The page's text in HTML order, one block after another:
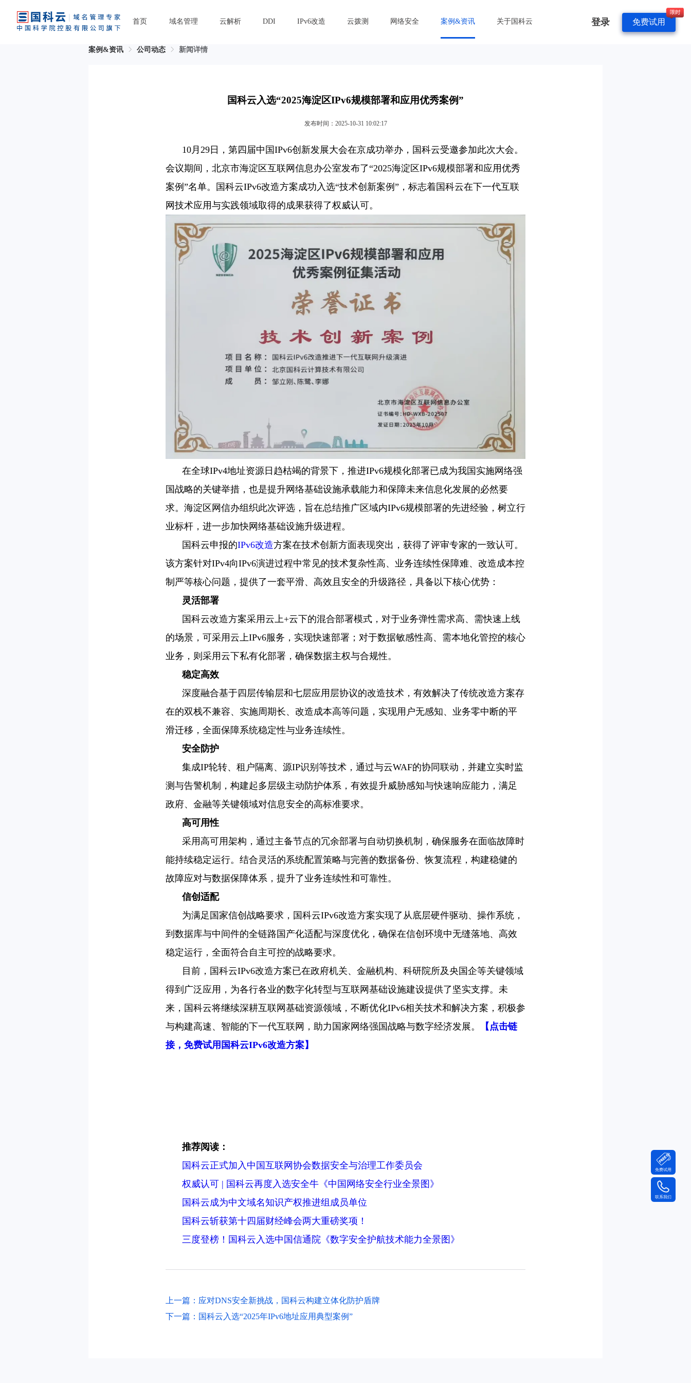
首页 域名管理 云解析 DDI IPv6改造 云拨测 网络安全 案例&资讯 关于国科云 登录 免费试用
案例&资讯 公司动态 新闻详情
国科云入选“2025海淀区IPv6规模部署和应用优秀案例”
发布时间：2025-10-31 10:02:17
10月29日，第四届中国IPv6创新发展大会在京成功举办，国科云受邀参加此次大会。
会议期间，北京市海淀区互联网信息办公室发布了“2025海淀区IPv6规模部署和应用优秀
案例”名单。国科云IPv6改造方案成功入选“技术创新案例”，标志着国科云在下一代互联
网技术应用与实践领域取得的成果获得了权威认可。
在全球IPv4地址资源日趋枯竭的背景下，推进IPv6规模化部署已成为我国实施网络强
国战略的关键举措，也是提升网络基础设施承载能力和保障未来信息化发展的必然要
求。海淀区网信办组织此次评选，旨在总结推广区域内IPv6规模部署的先进经验，树立行
业标杆，进一步加快网络基础设施升级进程。
国科云申报的IPv6改造方案在技术创新方面表现突出，获得了评审专家的一致认可。
该方案针对IPv4向IPv6演进过程中常见的技术复杂性高、业务连续性保障难、改造成本控
制严等核心问题，提供了一套平滑、高效且安全的升级路径，具备以下核心优势：
灵活部署
国科云改造方案采用云上+云下的混合部署模式，对于业务弹性需求高、需快速上线
的场景，可采用云上IPv6服务，实现快速部署；对于数据敏感性高、需本地化管控的核心
业务，则采用云下私有化部署，确保数据主权与合规性。
稳定高效
深度融合基于四层传输层和七层应用层协议的改造技术，有效解决了传统改造方案存
在的双栈不兼容、实施周期长、改造成本高等问题，实现用户无感知、业务零中断的平
滑迁移，全面保障系统稳定性与业务连续性。
安全防护
集成IP轮转、租户隔离、源IP识别等技术，通过与云WAF的协同联动，并建立实时监
测与告警机制，构建起多层级主动防护体系，有效提升威胁感知与快速响应能力，满足
政府、金融等关键领域对信息安全的高标准要求。
高可用性
采用高可用架构，通过主备节点的冗余部署与自动切换机制，确保服务在面临故障时
能持续稳定运行。结合灵活的系统配置策略与完善的数据备份、恢复流程，构建稳健的
故障应对与数据保障体系，提升了业务连续性和可靠性。
信创适配
为满足国家信创战略要求，国科云IPv6改造方案实现了从底层硬件驱动、操作系统，
到数据库与中间件的全链路国产化适配与深度优化，确保在信创环境中无缝落地、高效
稳定运行，全面符合自主可控的战略要求。
目前，国科云IPv6改造方案已在政府机关、金融机构、科研院所及央国企等关键领域
得到广泛应用，为各行各业的数字化转型与互联网基础设施建设提供了坚实支撑。未
来，国科云将继续深耕互联网基础资源领域，不断优化IPv6相关技术和解决方案，积极参
与构建高速、智能的下一代互联网，助力国家网络强国战略与数字经济发展。
【点击链
接，免费试用国科云IPv6改造方案】
推荐阅读：
国科云正式加入中国互联网协会数据安全与治理工作委员会
权威认可 | 国科云再度入选安全牛《中国网络安全行业全景图》
国科云成为中文域名知识产权推进组成员单位
国科云斩获第十四届财经峰会两大重磅奖项！
三度登榜！国科云入选中国信通院《数字安全护航技术能力全景图》
上一篇：应对DNS安全新挑战，国科云构建立体化防护盾牌
下一篇：国科云入选“2025年IPv6地址应用典型案例”
免费试用
联系我们